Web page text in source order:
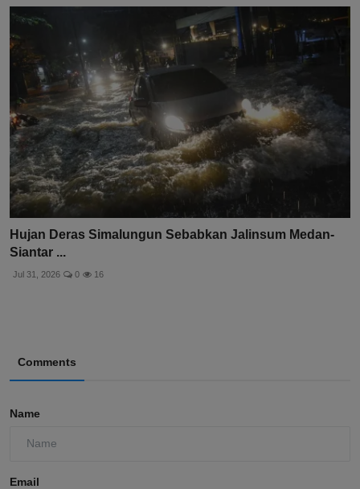
Hujan Deras Simalungun Sebabkan Jalinsum Medan-
Siantar ...
Jul 31, 2026 0 16
Comments
Name
Email